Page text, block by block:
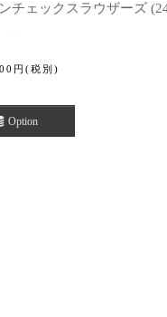
チェックスラウザーズ
円 (税別)
Option